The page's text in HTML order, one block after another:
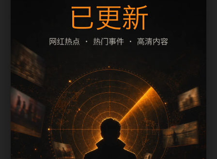
直播带货争议盘点站内检索建议
0511pk相关问题整理
上一篇
每日更新节奏
延伸阅读阅读入口整理围绕zjbx补充搜索场景、栏
目入口、图片说明和站内推荐。采集和生成内容时